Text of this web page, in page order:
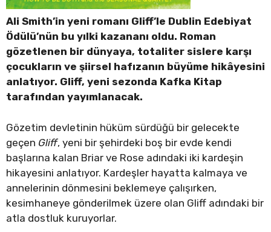
Ali Smith’in yeni romanı Gliff’le Dublin Edebiyat
Ödülü’nün bu yılki kazananı oldu. Roman
gözetlenen bir dünyaya, totaliter sislere karşı
çocukların ve şiirsel hafızanın büyüme hikâyesini
anlatıyor. Gliff, yeni sezonda Kafka Kitap
tarafından yayımlanacak.
Gözetim devletinin hüküm sürdüğü bir gelecekte
geçen Gliff, yeni bir şehirdeki boş bir evde kendi
başlarına kalan Briar ve Rose adındaki iki kardeşin
hikayesini anlatıyor. Kardeşler hayatta kalmaya ve
annelerinin dönmesini beklemeye çalışırken,
kesimhaneye gönderilmek üzere olan Gliff adındaki bir
atla dostluk kuruyorlar.